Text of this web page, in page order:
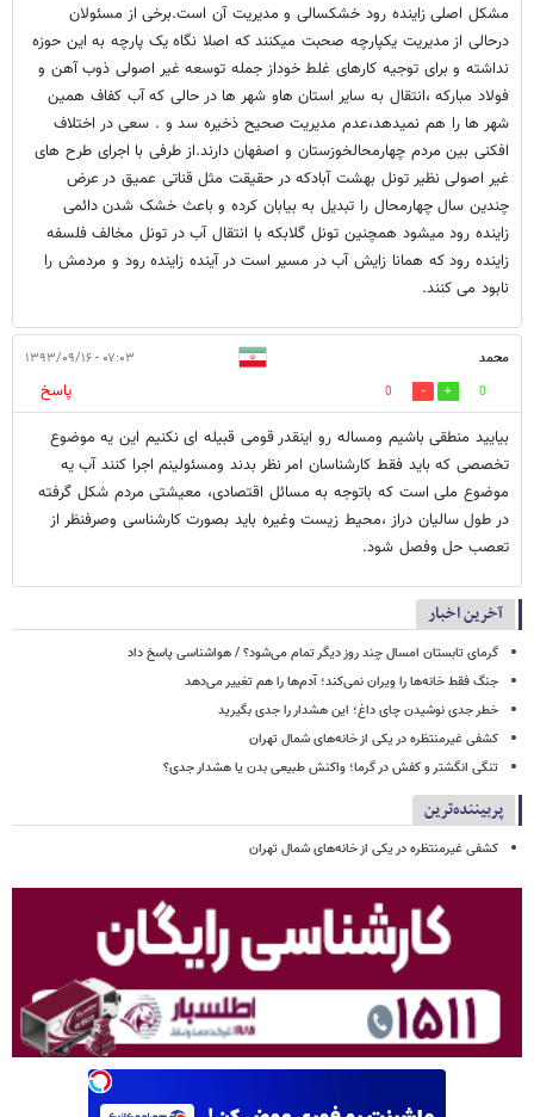
مشکل اصلی زاینده رود خشکسالی و مدیریت آن است.برخی از مسئولان
درحالی از مدیریت یکپارچه صحبت میکنند که اصلا نگاه یک پارچه به این حوزه
نداشته و برای توجیه کارهای غلط خوداز جمله توسعه غیر اصولی ذوب آهن و
فولاد مبارکه ،انتقال به سایر استان هاو شهر ها در حالی که آب کفاف همین
شهر ها را هم نمیدهد،عدم مدیریت صحیح ذخیره سد و . سعی در اختلاف
افکنی بین مردم چهارمحالخوزستان و اصفهان دارند.از طرفی با اجرای طرح های
غیر اصولی نظیر تونل بهشت آبادکه در حقیقت مثل قناتی عمیق در عرض
چندین سال چهارمحال را تبدیل به بیابان کرده و باعث خشک شدن دائمی
زاینده رود میشود همچنین تونل گلابکه با انتقال آب در تونل مخالف فلسفه
زاینده رود که همانا زایش آب در مسیر است در آینده زاینده رود و مردمش را
نابود می کنند.
محمد ۰۷:۰۳ - ۱۳۹۳/۰۹/۱۶
0
0
پاسخ
بیایید منطقی باشیم ومساله رو اینقدر قومی قبیله ای نکنیم این یه موضوع
تخصصی که باید فقط کارشناسان امر نظر بدند ومسئولینم اجرا کنند آب یه
موضوع ملی است که باتوجه به مسائل اقتصادی، معیشتی مردم شکل گرفته
در طول سالیان دراز ،محیط زیست وغیره باید بصورت کارشناسی وصرفنظر از
تعصب حل وفصل شود.
آخرین اخبار
گرمای تابستان امسال چند روز دیگر تمام می‌شود؟ / هواشناسی پاسخ داد
جنگ فقط خانه‌ها را ویران نمی‌کند؛ آدم‌ها را هم تغییر می‌دهد
خطر جدی نوشیدن چای داغ؛ این هشدار را جدی بگیرید
کشفی غیرمنتظره در یکی از خانه‌های شمال تهران
تنگی انگشتر و کفش در گرما؛ واکنش طبیعی بدن یا هشدار جدی؟
پربیننده‌ترین
کشفی غیرمنتظره در یکی از خانه‌های شمال تهران